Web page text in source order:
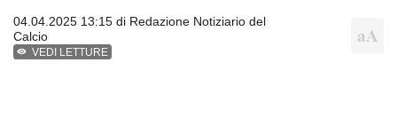
04.04.2025 13:15 di Redazione Notiziario del
Calcio
VEDI LETTURE